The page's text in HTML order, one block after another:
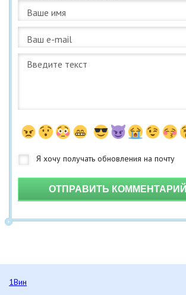
ОТПРАВИТЬ КОММЕНТАРИЙ
1Вин